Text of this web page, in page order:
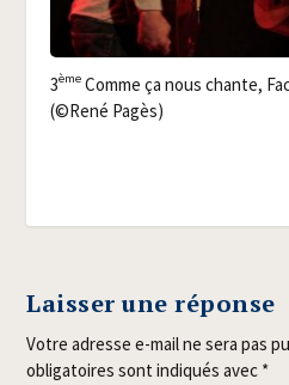
3ème Comme ça nous chante,
(©René Pagès)
Laisser une réponse
Votre adresse e-mail ne sera pas
obligatoires sont indiqués avec *